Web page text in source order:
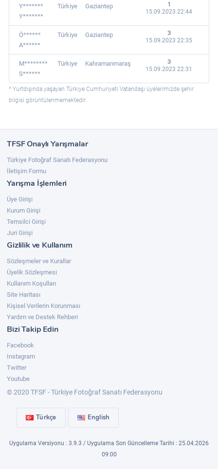
Y*******
Y*******
Türkiye Gaziantep 1
15.09.2023 22:44
Ö******
A******
Türkiye Gaziantep 3
15.09.2023 22:35
M********
S******
Türkiye Kahramanmaraş 3
15.09.2023 22:31
* Yurtdışında yaşayan Türkiye Cumhuriyeti Vatandaşı üyelerimizde şehir
bilgisi görüntülenmemektedir.
TFSF Onaylı Yarışmalar
Türkiye Fotoğraf Sanatı Federasyonu
İletişim Formu
Yarışma İşlemleri
Üye Girişi
Kurum Girişi
Temsilci Girişi
Juri Girişi
Gizlilik ve Kullanım
Sözleşmeler ve Kurallar
Üyelik Sözleşmesi
Kullanım Koşulları
Site Haritası
Kişisel Verilerin Korunması
Yardım ve Destek Rehberi
Bizi Takip Edin
Facebook
Instagram
Twitter
Youtube
© 2020 TFSF - Türkiye Fotoğraf Sanatı Federasyonu
Türkçe English
Uygulama Versiyonu : 3.9.3 / Uygulama Son Güncelleme Tarihi : 25.04.2026
09:00